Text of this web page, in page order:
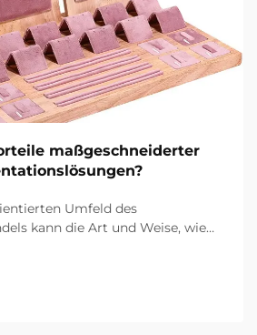
maßgeschneiderter
Umfeld des
kann die Art und Weise, wie
nachhaltig